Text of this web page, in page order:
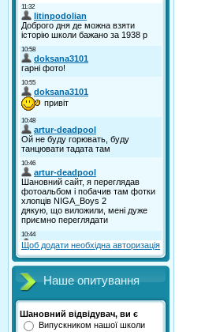
Щоб додати необхідна авторизація
Наше опитування
Шановний відвідувач, ви є
Випускником нашої школи